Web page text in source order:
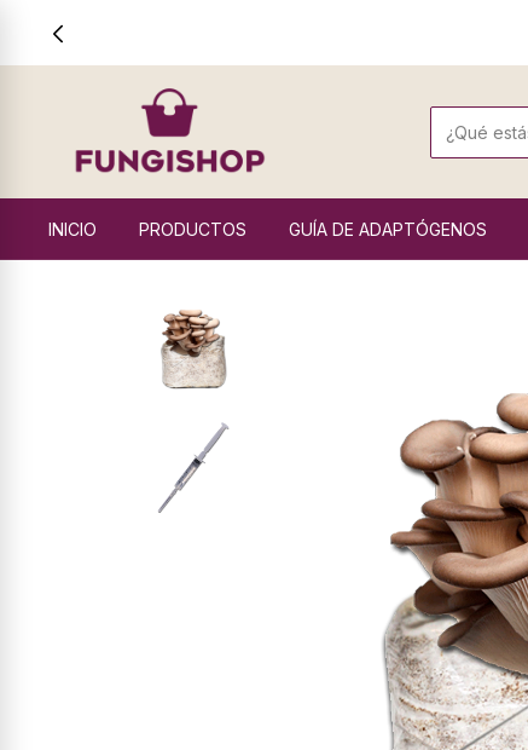
INICIO PRODUCTOS GUÍA DE ADAPTÓGENOS